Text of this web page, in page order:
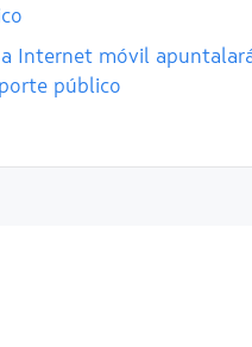
Internet móvil
público